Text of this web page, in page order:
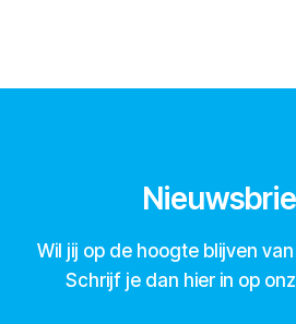
Wil jij op de hoogte blijven
Schrijf je dan hier in op